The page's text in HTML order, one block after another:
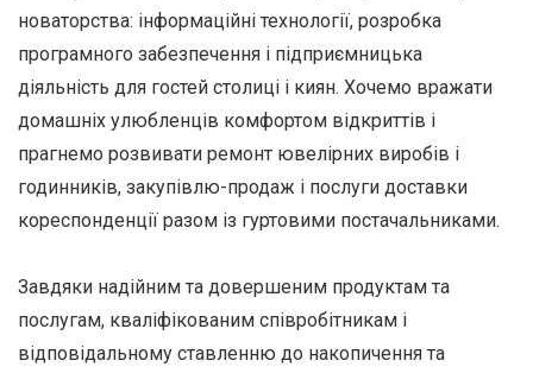
новаторства: інформаційні технології, розробка
програмного забезпечення і підприємницька
діяльність для гостей столиці і киян. Хочемо вражати
домашніх улюбленців комфортом відкриттів і
прагнемо розвивати ремонт ювелірних виробів і
годинників, закупівлю-продаж і послуги доставки
кореспонденції разом із гуртовими постачальниками.
Завдяки надійним та довершеним продуктам та
послугам, кваліфікованим співробітникам і
відповідальному ставленню до накопичення та